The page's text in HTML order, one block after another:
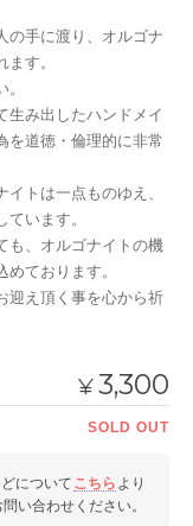
の手に渡り、オルゴナ
す。
生み出したハンドメイ
を道徳・倫理的に非常
トは一点ものゆえ、
います。
も、オルゴナイトの機
ております。
迎え頂く事を心から祈
¥3,300
SOLD OUT
について こちら より
問い合わせください。